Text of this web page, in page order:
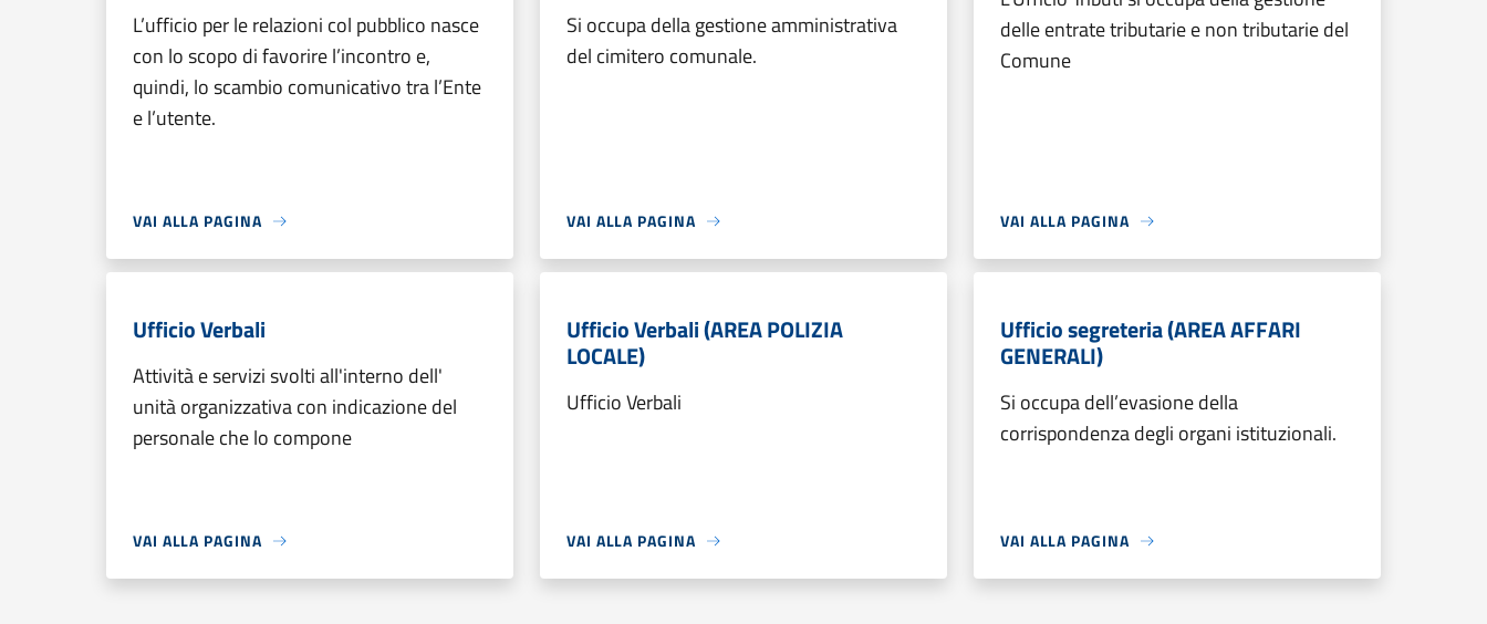
L’ufficio per le relazioni col pubblico nasce
con lo scopo di favorire l’incontro e,
quindi, lo scambio comunicativo tra l’Ente
e l’utente.
VAI ALLA PAGINA
Si occupa della gestione amministrativa
del cimitero comunale.
VAI ALLA PAGINA
delle entrate tributarie e non tributarie del
Comune
VAI ALLA PAGINA
Ufficio Verbali
Attività e servizi svolti all'interno dell'
unità organizzativa con indicazione del
personale che lo compone
VAI ALLA PAGINA
Ufficio Verbali (AREA POLIZIA
LOCALE)
Ufficio Verbali
VAI ALLA PAGINA
Ufficio segreteria (AREA AFFARI
GENERALI)
Si occupa dell’evasione della
corrispondenza degli organi istituzionali.
VAI ALLA PAGINA